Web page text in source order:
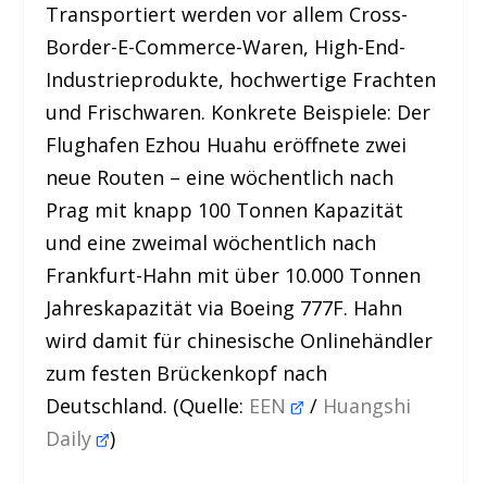
Transportiert werden vor allem Cross-
Border-E-Commerce-Waren, High-End-
Industrieprodukte, hochwertige Frachten
und Frischwaren. Konkrete Beispiele: Der
Flughafen Ezhou Huahu eröffnete zwei
neue Routen – eine wöchentlich nach
Prag mit knapp 100 Tonnen Kapazität
und eine zweimal wöchentlich nach
Frankfurt-Hahn mit über 10.000 Tonnen
Jahreskapazität via Boeing 777F. Hahn
wird damit für chinesische Onlinehändler
zum festen Brückenkopf nach
Deutschland. (Quelle: EEN / Huangshi
Daily )